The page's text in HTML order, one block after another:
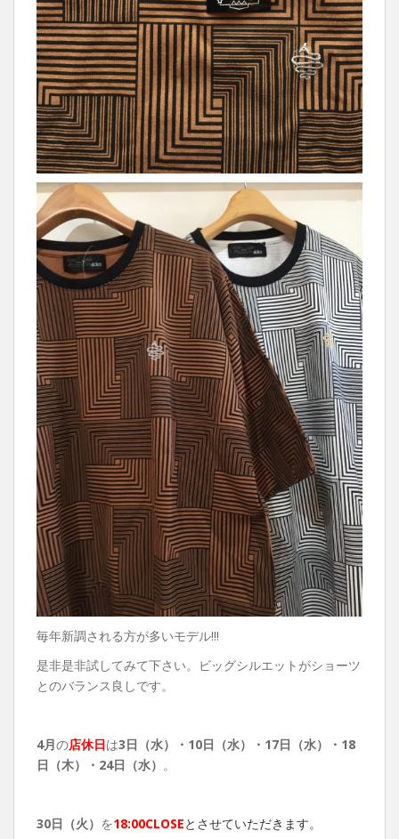
毎年新調される方が多いモデル!!!
是非是非試してみて下さい。ビッグシルエットがショーツ
とのバランス良しです。
4月の店休日は3日（水）・10日（水）・17日（水）・18
日（木）・24日（水） 。
30日（火） を18:00CLOSEとさせていただきます。